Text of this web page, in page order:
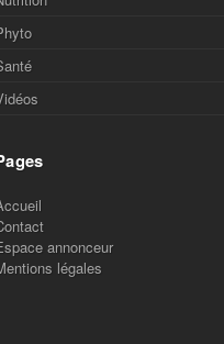
annonceur
légales